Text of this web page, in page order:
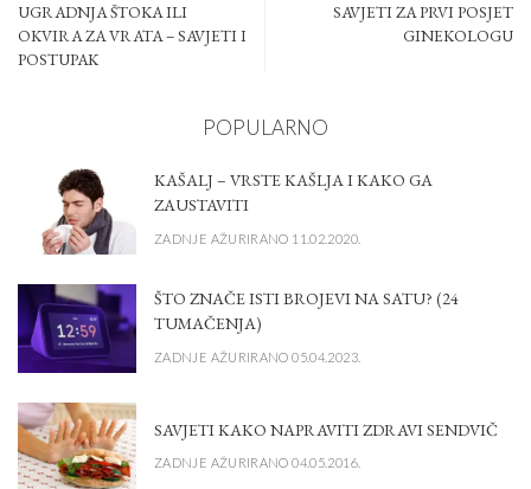
UGRADNJA ŠTOKA ILI
OKVIRA ZA VRATA – SAVJETI I
POSTUPAK
SAVJETI ZA PRVI POSJET
GINEKOLOGU
POPULARNO
KAŠALJ – VRSTE KAŠLJA I KAKO GA
ZAUSTAVITI
ZADNJE AŽURIRANO 11.02.2020.
ŠTO ZNAČE ISTI BROJEVI NA SATU? (24
TUMAČENJA)
ZADNJE AŽURIRANO 05.04.2023.
SAVJETI KAKO NAPRAVITI ZDRAVI SENDVIČ
ZADNJE AŽURIRANO 04.05.2016.